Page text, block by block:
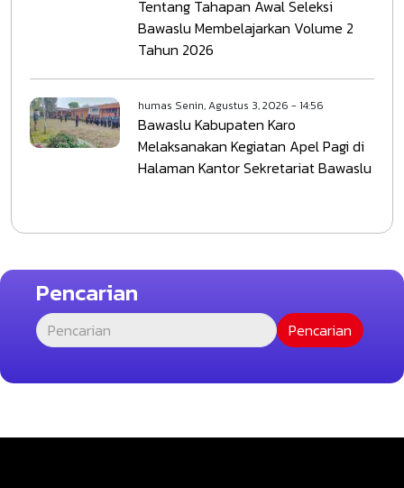
Tentang Tahapan Awal Seleksi
Bawaslu Membelajarkan Volume 2
Tahun 2026
humas Senin, Agustus 3, 2026 - 14:56
Bawaslu Kabupaten Karo
Melaksanakan Kegiatan Apel Pagi di
Halaman Kantor Sekretariat Bawaslu
Pencarian